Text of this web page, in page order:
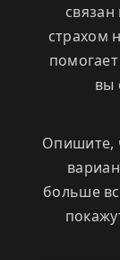
страхом
вы
Опишите,
больше